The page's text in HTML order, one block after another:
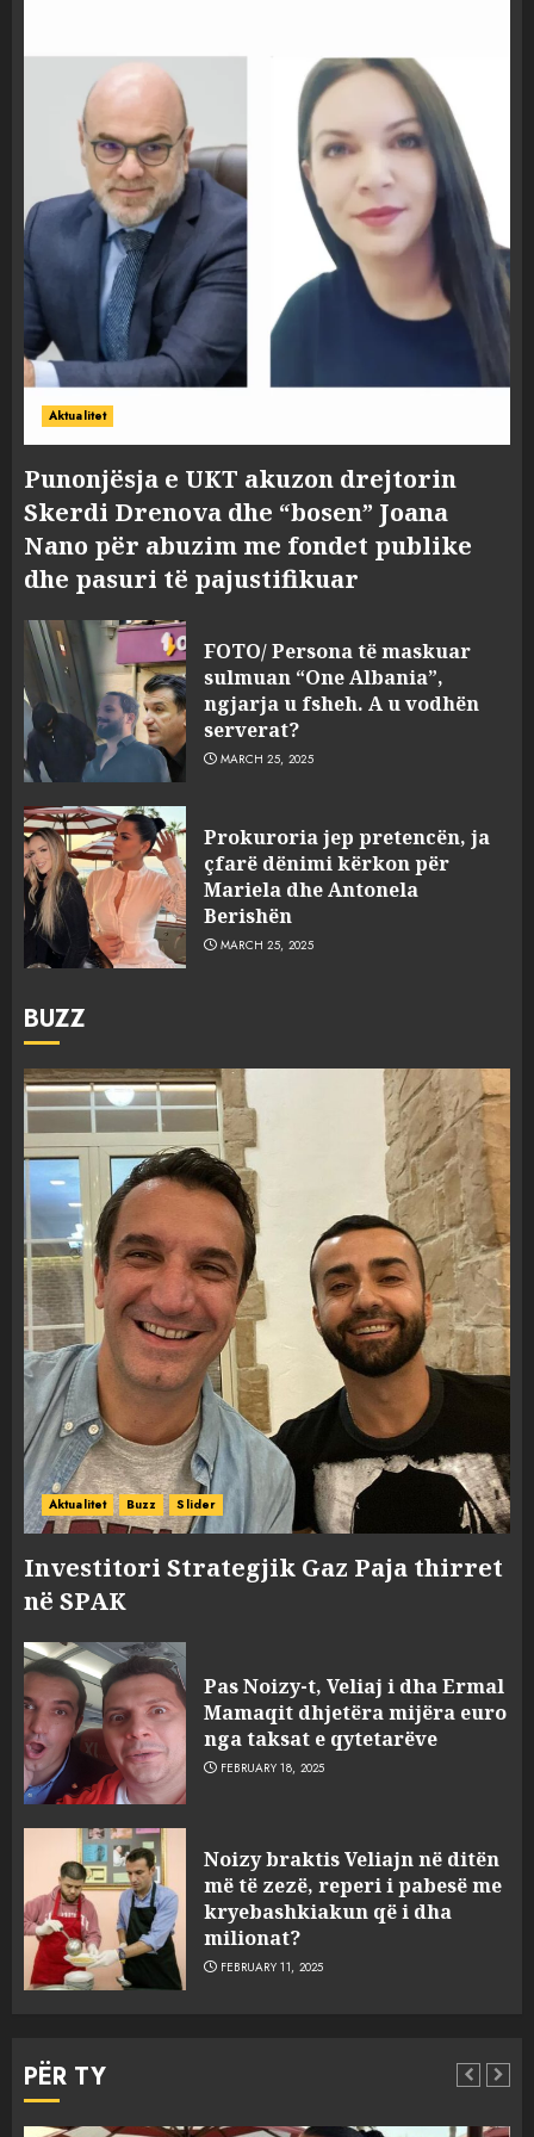
Aktualitet
Punonjësja e UKT akuzon drejtorin
Skerdi Drenova dhe “bosen” Joana
Nano për abuzim me fondet publike
dhe pasuri të pajustifikuar
FOTO/ Persona të maskuar
sulmuan “One Albania”,
ngjarja u fsheh. A u vodhën
serverat?
MARCH 25, 2025
Prokuroria jep pretencën, ja
çfarë dënimi kërkon për
Mariela dhe Antonela
Berishën
MARCH 25, 2025
BUZZ
Aktualitet Buzz Slider
Investitori Strategjik Gaz Paja thirret
në SPAK
Pas Noizy-t, Veliaj i dha Ermal
Mamaqit dhjetëra mijëra euro
nga taksat e qytetarëve
FEBRUARY 18, 2025
Noizy braktis Veliajn në ditën
më të zezë, reperi i pabesë me
kryebashkiakun që i dha
milionat?
FEBRUARY 11, 2025
PËR TY
3
sulmuan “One Albania”,
ngjarja u fsheh. A u vodhën
serverat?
MARCH 25, 2025
MARCH 25, 2025